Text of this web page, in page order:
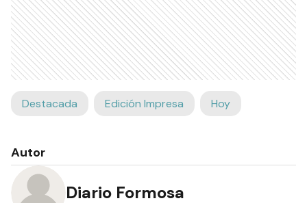
Destacada Edición Impresa Hoy
Autor
Diario Formosa